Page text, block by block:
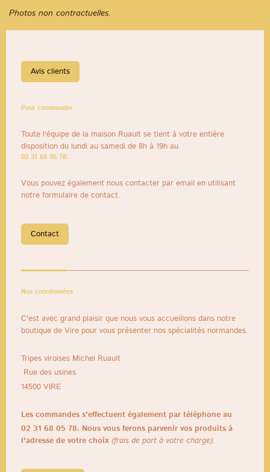
Photos non contractuelles.
Avis clients
Pour commander
Toute l'équipe de la maison Ruault se tient à votre entière
disposition du lundi au samedi de 8h à 19h au
02 31 68 05 78.
Vous pouvez également nous contacter par email en utilisant
notre formulaire de contact.
Contact
Nos coordonnées
C'est avec grand plaisir que nous vous accueillons dans notre
boutique de Vire pour vous présenter nos spécialités normandes.
Tripes viroises Michel Ruault
Rue des usines
14500 VIRE
Les commandes s'effectuent également par téléphone au
02 31 68 05 78. Nous vous ferons parvenir vos produits à
l'adresse de votre choix (frais de port à votre charge).